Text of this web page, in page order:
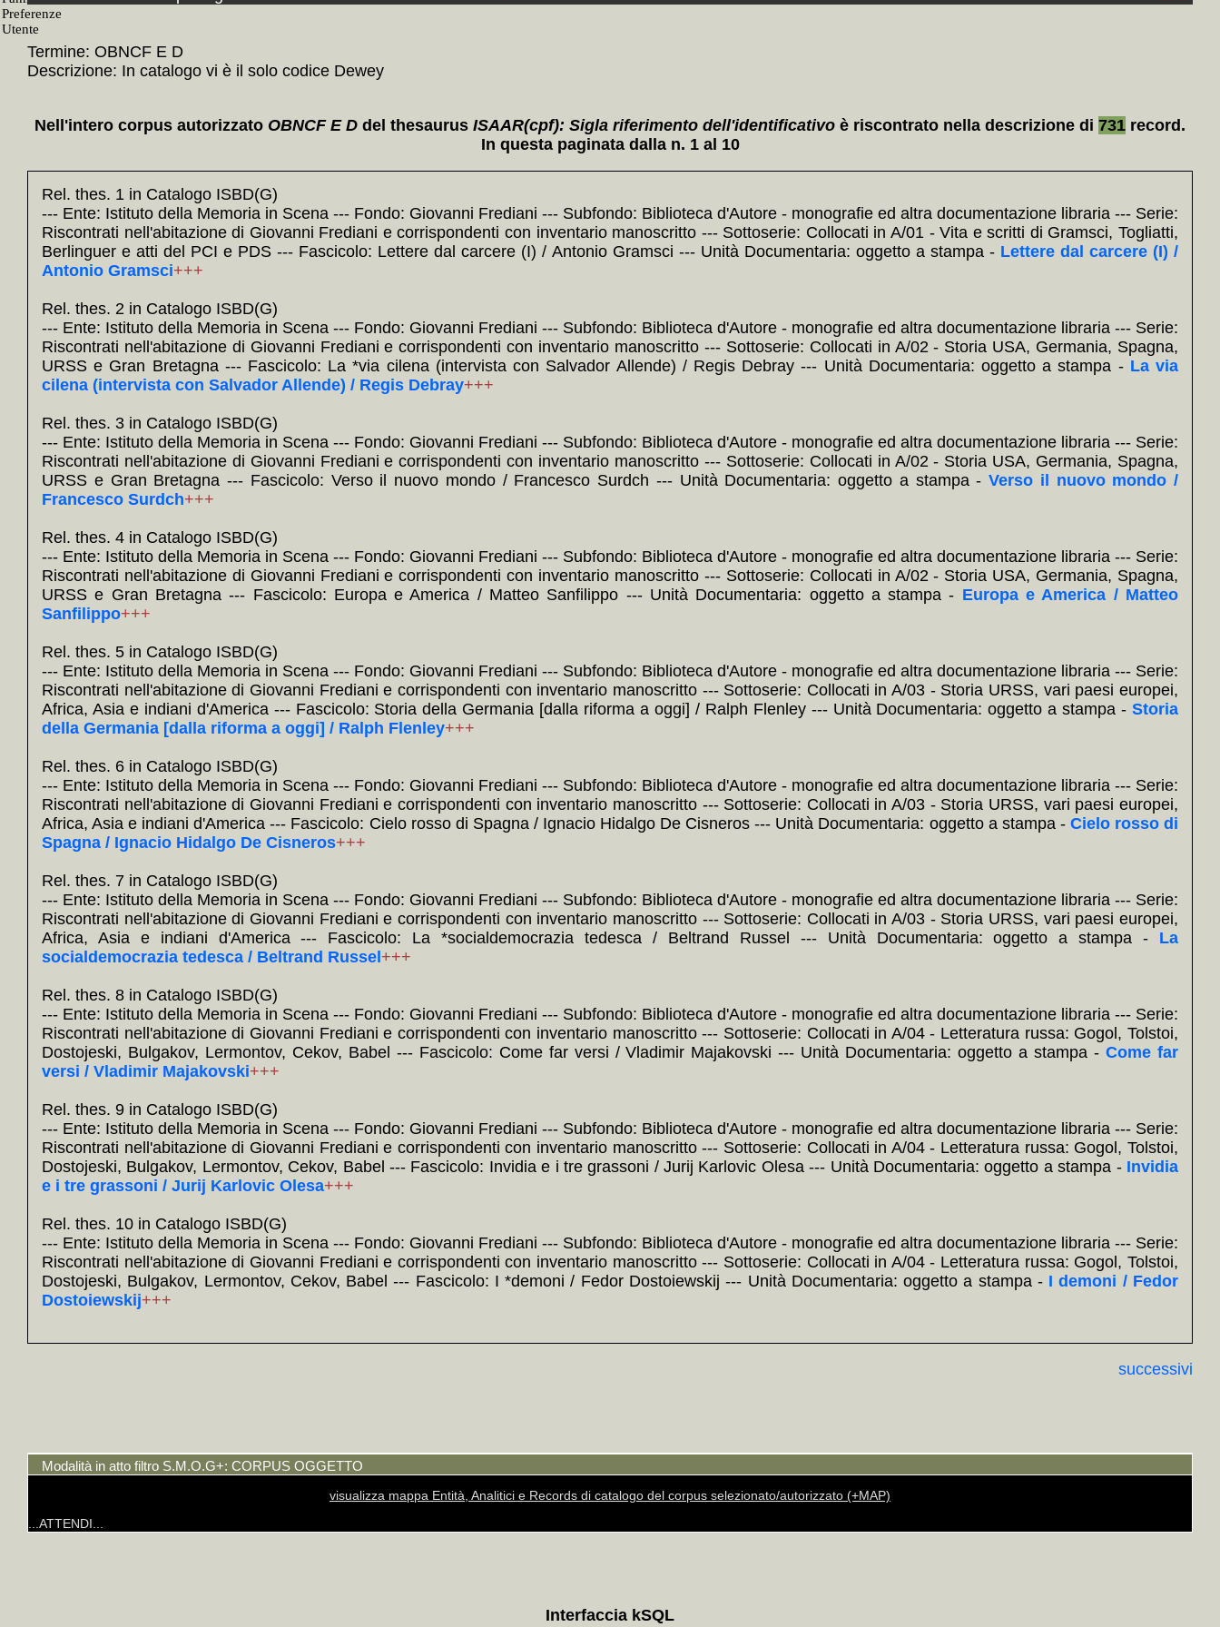
Termine: OBNCF E D
Descrizione: In catalogo vi è il solo codice Dewey
Nell'intero corpus autorizzato OBNCF E D del thesaurus ISAAR(cpf): Sigla riferimento dell'identificativo è riscontrato nella descrizione di 731 record.
In questa paginata dalla n. 1 al 10
Rel. thes. 1 in Catalogo ISBD(G)
--- Ente: Istituto della Memoria in Scena --- Fondo: Giovanni Frediani --- Subfondo: Biblioteca d'Autore - monografie ed altra documentazione libraria --- Serie:
Riscontrati nell'abitazione di Giovanni Frediani e corrispondenti con inventario manoscritto --- Sottoserie: Collocati in A/01 - Vita e scritti di Gramsci, Togliatti,
Berlinguer e atti del PCI e PDS --- Fascicolo: Lettere dal carcere (I) / Antonio Gramsci --- Unità Documentaria: oggetto a stampa - Lettere dal carcere (I) /
Antonio Gramsci+++
Rel. thes. 2 in Catalogo ISBD(G)
--- Ente: Istituto della Memoria in Scena --- Fondo: Giovanni Frediani --- Subfondo: Biblioteca d'Autore - monografie ed altra documentazione libraria --- Serie:
Riscontrati nell'abitazione di Giovanni Frediani e corrispondenti con inventario manoscritto --- Sottoserie: Collocati in A/02 - Storia USA, Germania, Spagna,
URSS e Gran Bretagna --- Fascicolo: La *via cilena (intervista con Salvador Allende) / Regis Debray --- Unità Documentaria: oggetto a stampa - La via
cilena (intervista con Salvador Allende) / Regis Debray+++
Rel. thes. 3 in Catalogo ISBD(G)
--- Ente: Istituto della Memoria in Scena --- Fondo: Giovanni Frediani --- Subfondo: Biblioteca d'Autore - monografie ed altra documentazione libraria --- Serie:
Riscontrati nell'abitazione di Giovanni Frediani e corrispondenti con inventario manoscritto --- Sottoserie: Collocati in A/02 - Storia USA, Germania, Spagna,
URSS e Gran Bretagna --- Fascicolo: Verso il nuovo mondo / Francesco Surdch --- Unità Documentaria: oggetto a stampa - Verso il nuovo mondo /
Francesco Surdch+++
Rel. thes. 4 in Catalogo ISBD(G)
--- Ente: Istituto della Memoria in Scena --- Fondo: Giovanni Frediani --- Subfondo: Biblioteca d'Autore - monografie ed altra documentazione libraria --- Serie:
Riscontrati nell'abitazione di Giovanni Frediani e corrispondenti con inventario manoscritto --- Sottoserie: Collocati in A/02 - Storia USA, Germania, Spagna,
URSS e Gran Bretagna --- Fascicolo: Europa e America / Matteo Sanfilippo --- Unità Documentaria: oggetto a stampa - Europa e America / Matteo
Sanfilippo+++
Rel. thes. 5 in Catalogo ISBD(G)
--- Ente: Istituto della Memoria in Scena --- Fondo: Giovanni Frediani --- Subfondo: Biblioteca d'Autore - monografie ed altra documentazione libraria --- Serie:
Riscontrati nell'abitazione di Giovanni Frediani e corrispondenti con inventario manoscritto --- Sottoserie: Collocati in A/03 - Storia URSS, vari paesi europei,
Africa, Asia e indiani d'America --- Fascicolo: Storia della Germania [dalla riforma a oggi] / Ralph Flenley --- Unità Documentaria: oggetto a stampa - Storia
della Germania [dalla riforma a oggi] / Ralph Flenley+++
Rel. thes. 6 in Catalogo ISBD(G)
--- Ente: Istituto della Memoria in Scena --- Fondo: Giovanni Frediani --- Subfondo: Biblioteca d'Autore - monografie ed altra documentazione libraria --- Serie:
Riscontrati nell'abitazione di Giovanni Frediani e corrispondenti con inventario manoscritto --- Sottoserie: Collocati in A/03 - Storia URSS, vari paesi europei,
Africa, Asia e indiani d'America --- Fascicolo: Cielo rosso di Spagna / Ignacio Hidalgo De Cisneros --- Unità Documentaria: oggetto a stampa - Cielo rosso di
Spagna / Ignacio Hidalgo De Cisneros+++
Rel. thes. 7 in Catalogo ISBD(G)
--- Ente: Istituto della Memoria in Scena --- Fondo: Giovanni Frediani --- Subfondo: Biblioteca d'Autore - monografie ed altra documentazione libraria --- Serie:
Riscontrati nell'abitazione di Giovanni Frediani e corrispondenti con inventario manoscritto --- Sottoserie: Collocati in A/03 - Storia URSS, vari paesi europei,
Africa, Asia e indiani d'America --- Fascicolo: La *socialdemocrazia tedesca / Beltrand Russel --- Unità Documentaria: oggetto a stampa - La
socialdemocrazia tedesca / Beltrand Russel +++
Rel. thes. 8 in Catalogo ISBD(G)
--- Ente: Istituto della Memoria in Scena --- Fondo: Giovanni Frediani --- Subfondo: Biblioteca d'Autore - monografie ed altra documentazione libraria --- Serie:
Riscontrati nell'abitazione di Giovanni Frediani e corrispondenti con inventario manoscritto --- Sottoserie: Collocati in A/04 - Letteratura russa: Gogol, Tolstoi,
Dostojeski, Bulgakov, Lermontov, Cekov, Babel --- Fascicolo: Come far versi / Vladimir Majakovski --- Unità Documentaria: oggetto a stampa -Come far
versi / Vladimir Majakovski+++
Rel. thes. 9 in Catalogo ISBD(G)
--- Ente: Istituto della Memoria in Scena --- Fondo: Giovanni Frediani --- Subfondo: Biblioteca d'Autore - monografie ed altra documentazione libraria --- Serie:
Riscontrati nell'abitazione di Giovanni Frediani e corrispondenti con inventario manoscritto --- Sottoserie: Collocati in A/04 - Letteratura russa: Gogol, Tolstoi,
Dostojeski, Bulgakov, Lermontov, Cekov, Babel --- Fascicolo: Invidia e i tre grassoni / Jurij Karlovic Olesa --- Unità Documentaria: oggetto a stampa - Invidia
e i tre grassoni / Jurij Karlovic Olesa+++
Rel. thes. 10 in Catalogo ISBD(G)
--- Ente: Istituto della Memoria in Scena --- Fondo: Giovanni Frediani --- Subfondo: Biblioteca d'Autore - monografie ed altra documentazione libraria --- Serie:
Riscontrati nell'abitazione di Giovanni Frediani e corrispondenti con inventario manoscritto --- Sottoserie: Collocati in A/04 - Letteratura russa: Gogol, Tolstoi,
Dostojeski, Bulgakov, Lermontov, Cekov, Babel --- Fascicolo: I *demoni / Fedor Dostoiewskij --- Unità Documentaria: oggetto a stampa - I demoni / Fedor
Dostoiewskij+++
successivi
Modalità in atto filtro S.M.O.G+: CORPUS OGGETTO
visualizza mappa Entità, Analitici e Records di catalogo del corpus selezionato/autorizzato (+MAP)
...ATTENDI...
Interfaccia kSQL